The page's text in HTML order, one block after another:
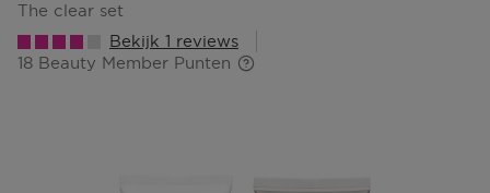
the clear set
Bekijk 1 reviews
18 Beauty Member Punten